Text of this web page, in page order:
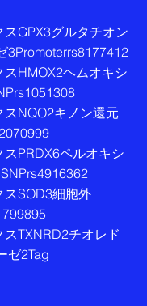
GPX3グルタチオン
3Promoterrs8177412
HMOX2ヘムオキシ
NQO2キノン還元
PRDX6ペルオキシ
スSOD3細胞外
TXNRD2チオレド
ゼ2Tag